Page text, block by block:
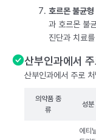
호르몬 불균형
과 호르몬 불
진단과 치료
산부인과에서
산부인과에서 주로
의약품 종
류
성분
에티